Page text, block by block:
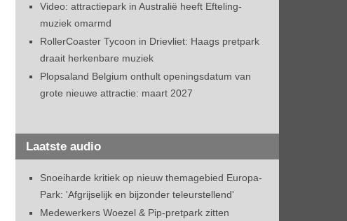
Video: attractiepark in Australië heeft Efteling-
muziek omarmd
RollerCoaster Tycoon in Drievliet: Haags pretpark
draait herkenbare muziek
Plopsaland Belgium onthult openingsdatum van
grote nieuwe attractie: maart 2027
Laatste audio
Snoeiharde kritiek op nieuw themagebied Europa-
Park: 'Afgrijselijk en bijzonder teleurstellend'
Medewerkers Woezel & Pip-pretpark zitten